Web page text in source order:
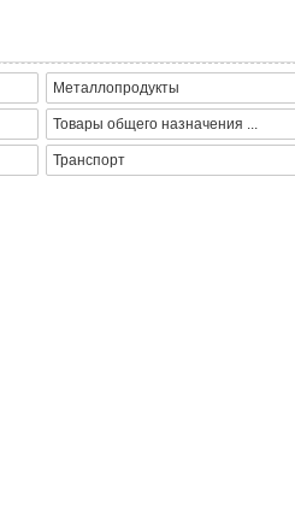
Металлопродукты
Товары общего назначения ...
Транспорт